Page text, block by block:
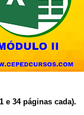
e 34 páginas cada).